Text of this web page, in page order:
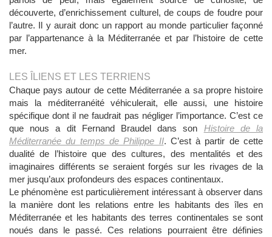
découverte, d’enrichissement culturel, de coups de foudre pour
l’autre. Il y aurait donc un rapport au monde particulier façonné
par l’appartenance à la Méditerranée et par l’histoire de cette
mer.
LES ÎLIENS ET LES TERRIENS
Chaque pays autour de cette Méditerranée a sa propre histoire
mais la méditerranéité véhiculerait, elle aussi, une histoire
spécifique dont il ne faudrait pas négliger l’importance. C’est ce
que nous a dit Fernand Braudel dans son Histoire de la
Méditerranée du temps de Philippe II. C’est à partir de cette
dualité de l’histoire que des cultures, des mentalités et des
imaginaires différents se seraient forgés sur les rivages de la
mer jusqu’aux profondeurs des espaces continentaux.
Le phénomène est particulièrement intéressant à observer dans
la manière dont les relations entre les habitants des îles en
Méditerranée et les habitants des terres continentales se sont
noués dans le passé. Ces relations pourraient être définies